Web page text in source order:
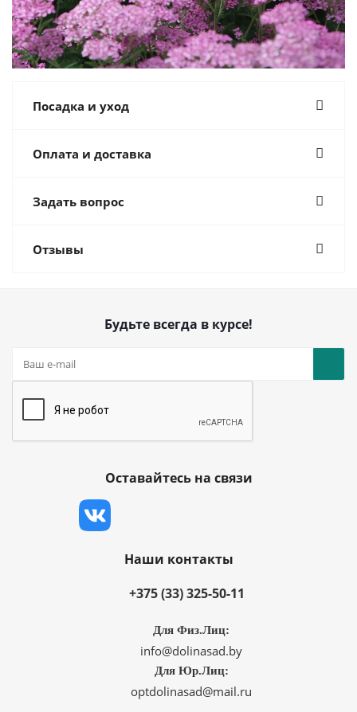
Посадка и уход
Оплата и доставка
Задать вопрос
Отзывы
Будьте всегда в курсе!
Оставайтесь на связи
Наши контакты
+375 (33) 325-50-11
Для Физ.Лиц:
info@dolinasad.by
Для Юр.Лиц:
optdolinasad@mail.ru